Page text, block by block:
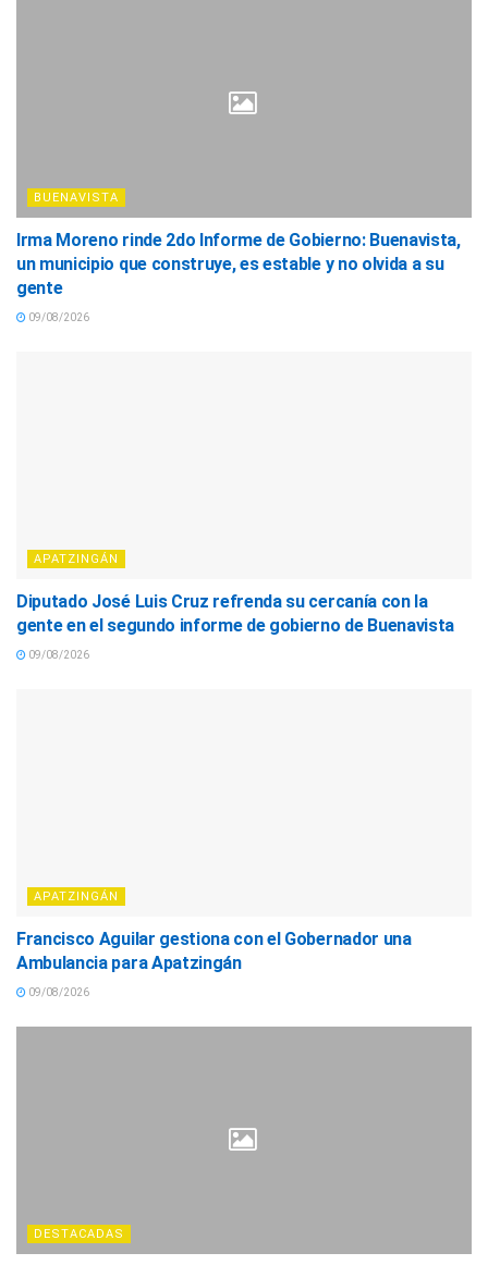
BUENAVISTA
Irma Moreno rinde 2do Informe de Gobierno: Buenavista,
un municipio que construye, es estable y no olvida a su
gente
09/08/2026
APATZINGÁN
Diputado José Luis Cruz refrenda su cercanía con la
gente en el segundo informe de gobierno de Buenavista
09/08/2026
APATZINGÁN
Francisco Aguilar gestiona con el Gobernador una
Ambulancia para Apatzingán
09/08/2026
DESTACADAS